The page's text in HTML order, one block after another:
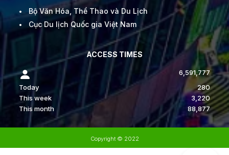
Bộ Văn Hóa, Thể Thao và Du Lịch
Cục Du lịch Quốc gia Việt Nam
ACCESS TIMES
6,591,777
Today
280
This week
3,220
This month
88,877
Copyright © 2022